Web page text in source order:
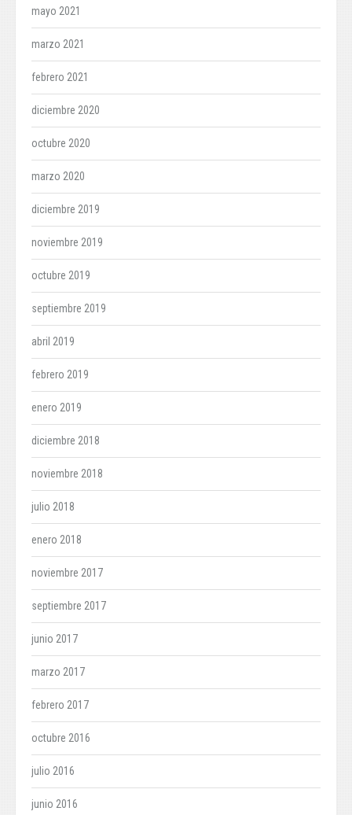
mayo 2021
marzo 2021
febrero 2021
diciembre 2020
octubre 2020
marzo 2020
diciembre 2019
noviembre 2019
octubre 2019
septiembre 2019
abril 2019
febrero 2019
enero 2019
diciembre 2018
noviembre 2018
julio 2018
enero 2018
noviembre 2017
septiembre 2017
junio 2017
marzo 2017
febrero 2017
octubre 2016
julio 2016
junio 2016